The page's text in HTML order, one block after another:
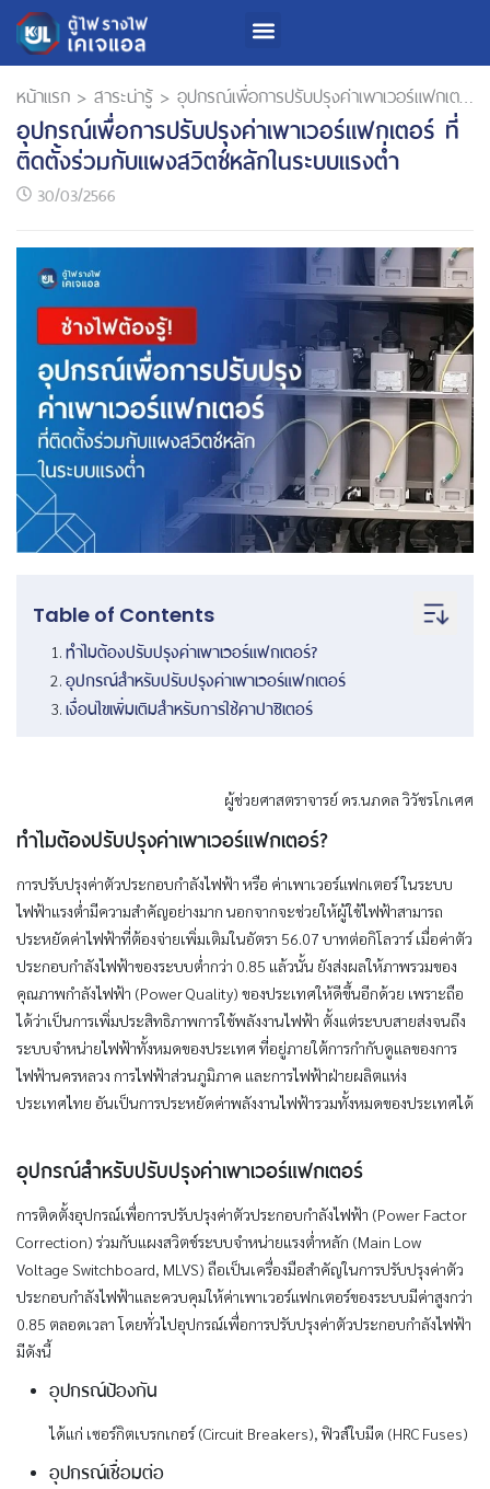
หน้าแรก > สาระน่ารู้ > อุปกรณ์เพื่อการปรับปรุงค่าเพาเวอร์แฟกเตอร์ ที่ติดตั้งร่วมกับแผงสวิตช์หลักในระบบแรงต่ำ
อุปกรณ์เพื่อการปรับปรุงค่าเพาเวอร์แฟกเตอร์ ที่
ติดตั้งร่วมกับแผงสวิตช์หลักในระบบแรงต่ำ
30/03/2566
Table of Contents
ทำไมต้องปรับปรุงค่าเพาเวอร์แฟกเตอร์?
อุปกรณ์สำหรับปรับปรุงค่าเพาเวอร์แฟกเตอร์
เงื่อนไขเพิ่มเติมสำหรับการใช้คาปาซิเตอร์
ผู้ช่วยศาสตราจารย์ ดร.นภดล วิวัชรโกเศศ
ทำไมต้องปรับปรุงค่าเพาเวอร์แฟกเตอร์?
การปรับปรุงค่าตัวประกอบกำลังไฟฟ้า หรือ ค่าเพาเวอร์แฟกเตอร์ ในระบบ
ไฟฟ้าแรงต่ำมีความสำคัญอย่างมาก นอกจากจะช่วยให้ผู้ใช้ไฟฟ้าสามารถ
ประหยัดค่าไฟฟ้าที่ต้องจ่ายเพิ่มเติมในอัตรา 56.07 บาทต่อกิโลวาร์ เมื่อค่าตัว
ประกอบกำลังไฟฟ้าของระบบต่ำกว่า 0.85 แล้วนั้น ยังส่งผลให้ภาพรวมของ
คุณภาพกำลังไฟฟ้า (Power Quality) ของประเทศให้ดีขึ้นอีกด้วย เพราะถือ
ได้ว่าเป็นการเพิ่มประสิทธิภาพการใช้พลังงานไฟฟ้า ตั้งแต่ระบบสายส่งจนถึง
ระบบจำหน่ายไฟฟ้าทั้งหมดของประเทศ ที่อยู่ภายใต้การกำกับดูแลของการ
ไฟฟ้านครหลวง การไฟฟ้าส่วนภูมิภาค และการไฟฟ้าฝ่ายผลิตแห่ง
ประเทศไทย อันเป็นการประหยัดค่าพลังงานไฟฟ้ารวมทั้งหมดของประเทศได้
อุปกรณ์สำหรับปรับปรุงค่าเพาเวอร์แฟกเตอร์
การติดตั้งอุปกรณ์เพื่อการปรับปรุงค่าตัวประกอบกำลังไฟฟ้า (Power Factor
Correction) ร่วมกับแผงสวิตช์ระบบจำหน่ายแรงต่ำหลัก (Main Low
Voltage Switchboard, MLVS) ถือเป็นเครื่องมือสำคัญในการปรับปรุงค่าตัว
ประกอบกำลังไฟฟ้าและควบคุมให้ค่าเพาเวอร์แฟกเตอร์ของระบบมีค่าสูงกว่า
0.85 ตลอดเวลา โดยทั่วไปอุปกรณ์เพื่อการปรับปรุงค่าตัวประกอบกำลังไฟฟ้า
มีดังนี้
อุปกรณ์ป้องกัน
ได้แก่ เซอร์กิตเบรกเกอร์ (Circuit Breakers), ฟิวส์ใบมีด (HRC Fuses)
อุปกรณ์เชื่อมต่อ